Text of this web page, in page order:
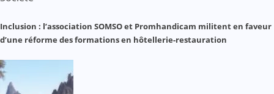
Inclusion : l’association SOMSO et Promhandicam militent en faveur
d’une réforme des formations en hôtellerie-restauration